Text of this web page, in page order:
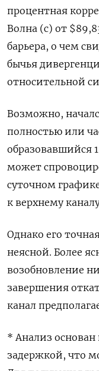
процентная
Волна (c) от
барьера, о чем
бычья
относительной
Возможно,
полностью или
образовавшийся
может
суточном
к верхнему
Однако его
неясной. Более
возобновление
завершения
канал
* Анализ
задержкой, что